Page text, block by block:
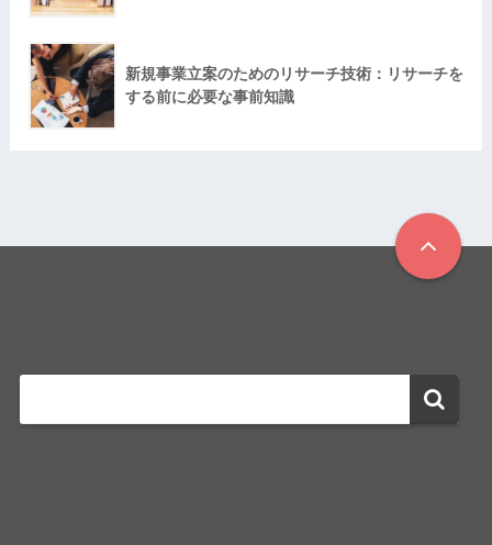
新規事業立案のためのリサーチ技術：リサーチを
する前に必要な事前知識